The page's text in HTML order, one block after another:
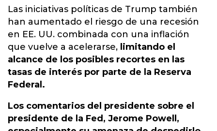
Las iniciativas políticas de Trump también
han aumentado el riesgo de una recesión
en EE. UU. combinada con una inflación
que vuelve a acelerarse, limitando el
alcance de los posibles recortes en las
tasas de interés por parte de la Reserva
Federal.
Los comentarios del presidente sobre el
presidente de la Fed, Jerome Powell,